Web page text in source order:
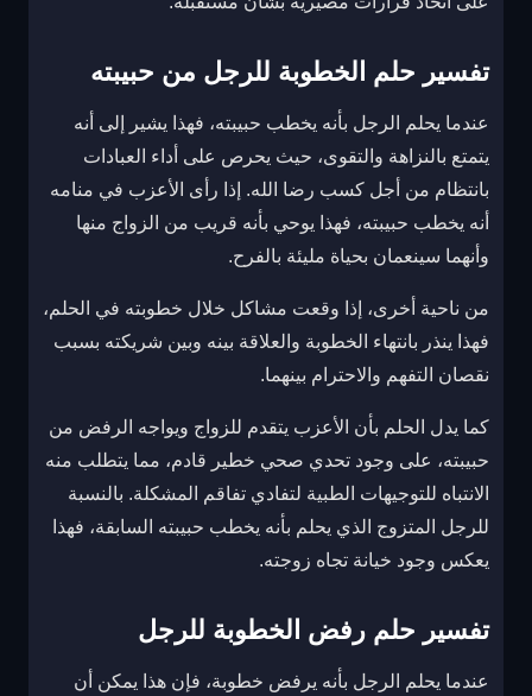
تفسير حلم الخطوبة للرجل من حبيبته
عندما يحلم الرجل بأنه يخطب حبيبته، فهذا يشير إلى أنه
يتمتع بالنزاهة والتقوى، حيث يحرص على أداء العبادات
بانتظام من أجل كسب رضا الله. إذا رأى الأعزب في منامه
أنه يخطب حبيبته، فهذا يوحي بأنه قريب من الزواج منها
وأنهما سينعمان بحياة مليئة بالفرح.
من ناحية أخرى، إذا وقعت مشاكل خلال خطوبته في الحلم،
فهذا ينذر بانتهاء الخطوبة والعلاقة بينه وبين شريكته بسبب
نقصان التفهم والاحترام بينهما.
كما يدل الحلم بأن الأعزب يتقدم للزواج ويواجه الرفض من
حبيبته، على وجود تحدي صحي خطير قادم، مما يتطلب منه
الانتباه للتوجيهات الطبية لتفادي تفاقم المشكلة. بالنسبة
للرجل المتزوج الذي يحلم بأنه يخطب حبيبته السابقة، فهذا
يعكس وجود خيانة تجاه زوجته.
تفسير حلم رفض الخطوبة للرجل
عندما يحلم الرجل بأنه يرفض خطوبة، فإن هذا يمكن أن